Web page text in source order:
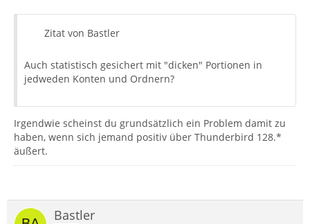
Zitat von Bastler
Auch statistisch gesichert mit "dicken" Portionen in
jedweden Konten und Ordnern?
Irgendwie scheinst du grundsätzlich ein Problem damit zu
haben, wenn sich jemand positiv über Thunderbird 128.*
äußert.
Bastler